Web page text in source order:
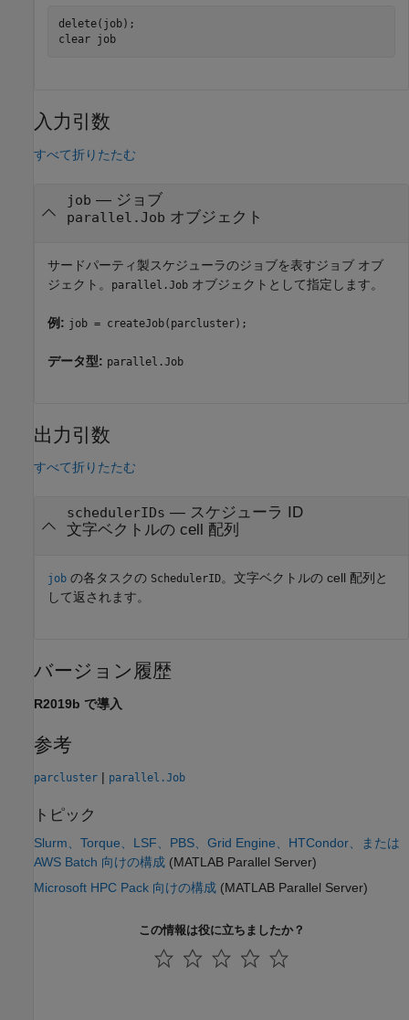
delete(job);
clear job
入力引数
すべて折りたたむ
job — ジョブ
parallel.Job オブジェクト
サードパーティ製スケジューラのジョブを表すジョブ オブ
ジェクト。
parallel.Job オブジェクトとして指定します。
例: job = createJob(parcluster);
データ型: parallel.Job
出力引数
すべて折りたたむ
schedulerIDs — スケジューラ ID
文字ベクトルの cell 配列
job の各タスクの SchedulerID。文字ベクトルの cell 配列と
して返されます。
バージョン履歴
R2019b で導入
参考
parcluster | parallel.Job
トピック
Slurm、Torque、LSF、PBS、Grid Engine、HTCondor、または
AWS Batch 向けの構成 (MATLAB Parallel Server)
Microsoft HPC Pack 向けの構成 (MATLAB Parallel Server)
この情報は役に立ちましたか？